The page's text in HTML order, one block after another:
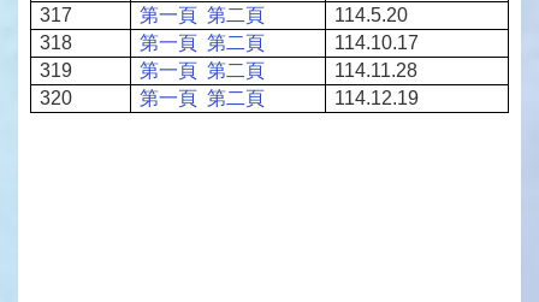
317
第一頁 第二頁
114.5.20
318
第一頁 第二頁
114.10.17
319
第一頁 第二頁
114.11.28
320
第一頁 第二頁 114.12.19